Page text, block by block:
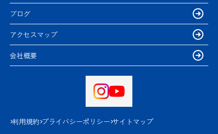
ブログ
アクセスマップ
会社概要
利用規約 プライバシーポリシー サイトマップ